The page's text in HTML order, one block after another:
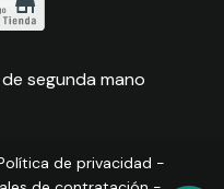
segunda mano
de privacidad -